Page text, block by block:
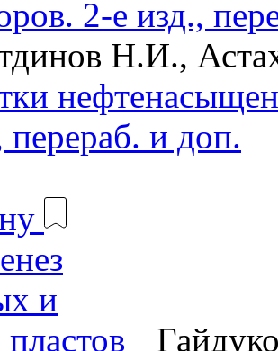
Н.И.,
перераб. и доп.